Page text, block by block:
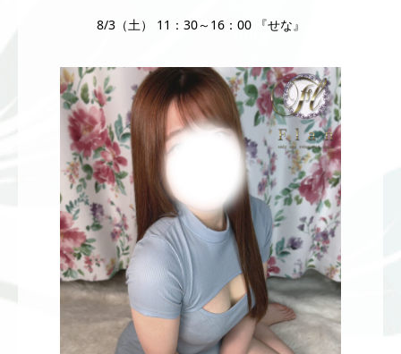
8/3（土） 11：30～16：00 『せな』